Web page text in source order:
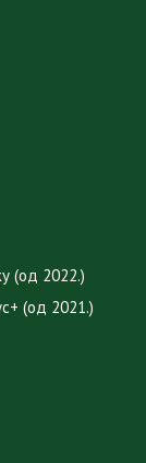
(од 2022.)
(од 2021.)